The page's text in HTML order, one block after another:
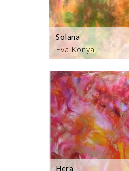
Eva Konya
Solana
Hera